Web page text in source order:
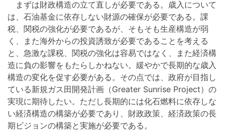
まずは財政構造の立て直しが必要である。歳入について
は、石油基金に依存しない財源の確保が必要である。課
税、関税の強化が必要であるが、そもそも生産構造が弱
く、また海外からの投資誘致が必要であることを考える
と、急激な課税、関税の強化は容易ではなく、また経済構
造に負の影響をもたらしかねない。緩やかで長期的な歳入
構造の変化を促す必要がある。その点では、政府が目指し
ている新規ガス田開発計画（Greater Sunrise Project）の
実現に期待したい。ただし長期的には化石燃料に依存しな
い経済構造の構築が必要であり、財政政策、経済政策の長
期ビジョンの構築と実施が必要である。